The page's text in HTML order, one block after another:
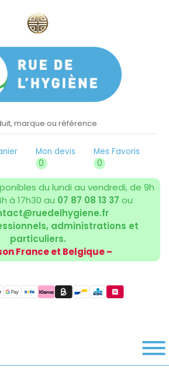
Mon devis
0
Mes Favoris
0
du lundi au vendredi, de 9h
à 17h30 au 07 87 08 13 37 ou
administrations et
particuliers.
France et Belgique –